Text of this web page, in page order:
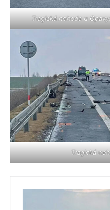
Tragická nehoda u
Tragická